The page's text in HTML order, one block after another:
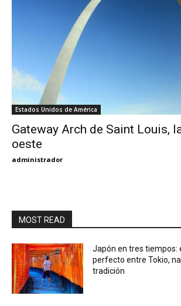
Estados Unidos de América
Gateway Arch de Saint Louis,
oeste
administrador
MOST READ
Japón en tres tiempos:
perfecto entre Tokio,
tradición